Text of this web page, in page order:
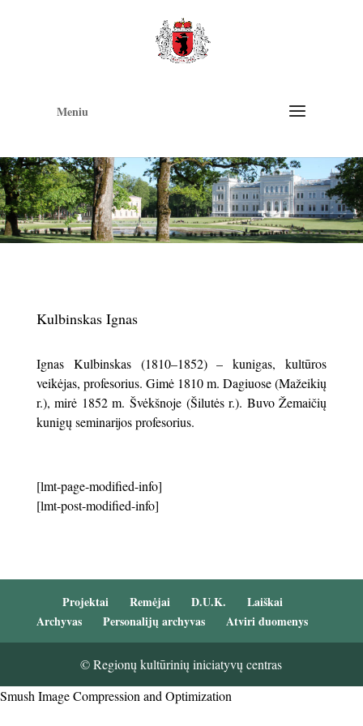
Meniu
Kulbinskas Ignas
Ignas Kulbinskas (1810–1852) – kunigas, kultūros
veikėjas, profesorius. Gimė 1810 m. Dagiuose (Mažeikių
r.), mirė 1852 m. Švėkšnoje (Šilutės r.). Buvo Žemaičių
kunigų seminarijos profesorius.
[lmt-page-modified-info]
[lmt-post-modified-info]
Projektai Remėjai D.U.K.
Laiškai
Archyvas
Personalijų archyvas Atviri duomenys
© Regionų kultūrinių iniciatyvų centras
Smush Image Compression and Optimization